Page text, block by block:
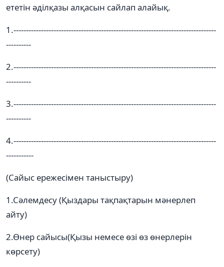
ететін әділқазы алқасын сайлап алайық.
1.---------------------------------------------------------------------------------
----------
2.---------------------------------------------------------------------------------
----------
3.---------------------------------------------------------------------------------
----------
4.---------------------------------------------------------------------------------
-----------
(Сайыс ережесімен таныстыру)
1.Сәлемдесу (Қыздары тақпақтарын мәнерлеп
айту)
2.Өнер сайысы(Қызы немесе өзі өз өнерлерін
көрсету)